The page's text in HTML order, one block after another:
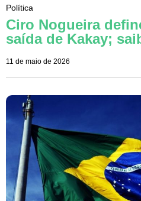
Política
Ciro Nogueira
saída de Kakay;
11 de maio de 2026